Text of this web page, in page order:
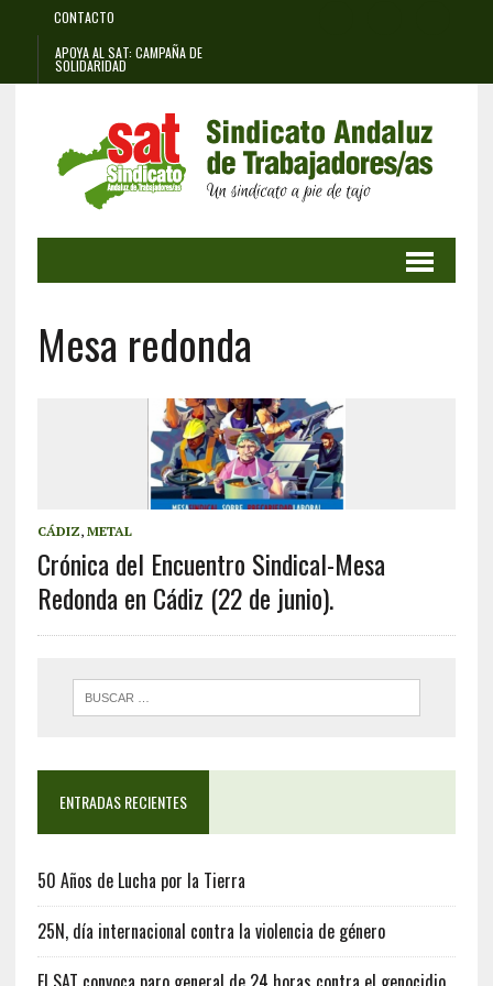
CONTACTO
APOYA AL SAT: CAMPAÑA DE
SOLIDARIDAD
Mesa redonda
CÁDIZ, METAL
Crónica del Encuentro Sindical-Mesa
Redonda en Cádiz (22 de junio).
ENTRADAS RECIENTES
50 Años de Lucha por la Tierra
25N, día internacional contra la violencia de género